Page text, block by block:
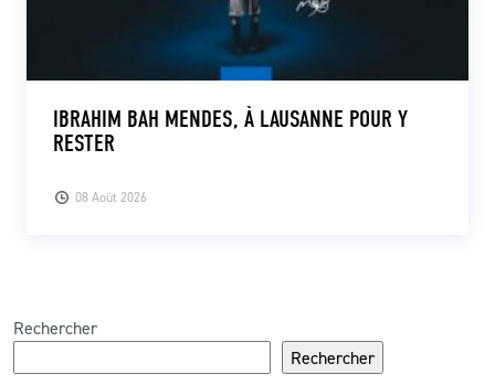
08 Août 2026
IBRAHIM BAH MENDES, À LAUSANNE POUR Y
RESTER
Rechercher
Rechercher